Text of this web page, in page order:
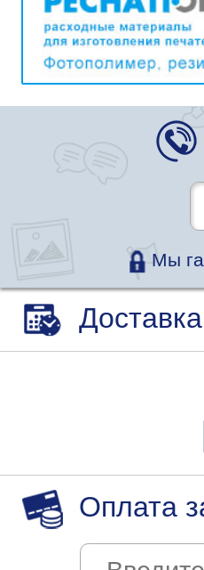
Мы
Оплата